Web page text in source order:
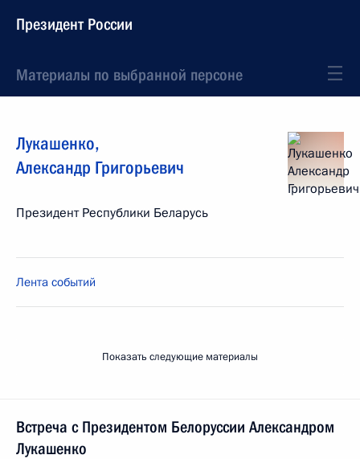
Президент России
Материалы по выбранной персоне
Лукашенко,
Александр Григорьевич
Президент Республики Беларусь
Лента событий
Показать следующие материалы
Встреча с Президентом Белоруссии Александром
Лукашенко